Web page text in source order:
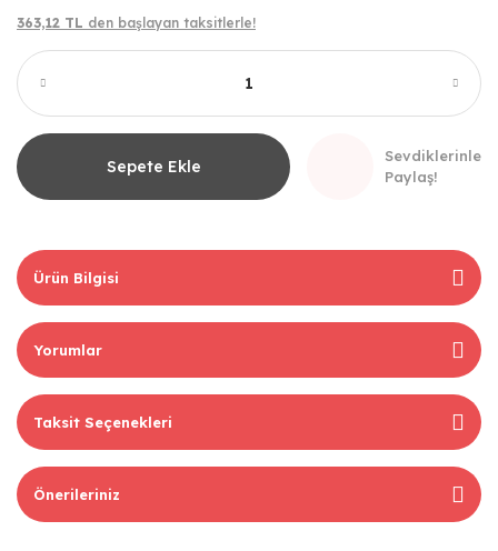
363,12 TL den başlayan taksitlerle!
Sepete Ekle
Sevdiklerinle
Paylaş!
Ürün Bilgisi
Yorumlar
Taksit Seçenekleri
Önerileriniz